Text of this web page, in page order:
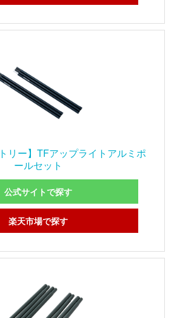
リー】TFアップライトアルミポ
ールセット
公式サイトで探す
楽天市場で探す